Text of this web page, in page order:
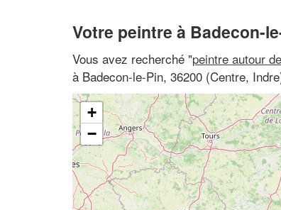
Votre peintre à Badecon-
Vous avez recherché "peintre autour
à Badecon-le-Pin, 36200 (Centre,
+
−